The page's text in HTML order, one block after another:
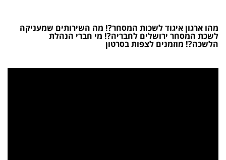
מהו ארגון איגוד לשכות המסחר?! מה השירותים שמעניקה
לשכת המסחר ירושלים לחבריה?! מי חברי הנהלת
הלשכה?! מוזמנים לצפות בסרטון